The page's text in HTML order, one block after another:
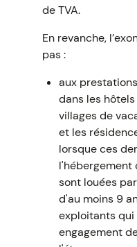
de TVA.
En revanche,
pas :
aux
dans les
villages de
et les
lorsque ces
l'hébergement
sont louées
d'au moins 9
exploitants
engagement